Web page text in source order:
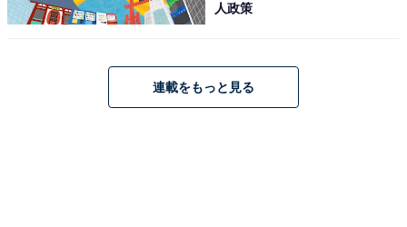
人政策
連載をもっと見る